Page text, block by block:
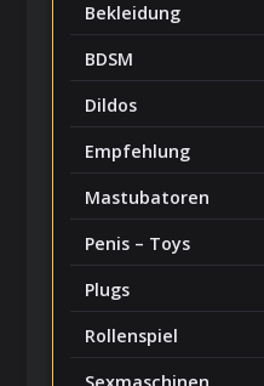
Bekleidung
BDSM
Dildos
Empfehlung
Mastubatoren
Penis – Toys
Plugs
Rollenspiel